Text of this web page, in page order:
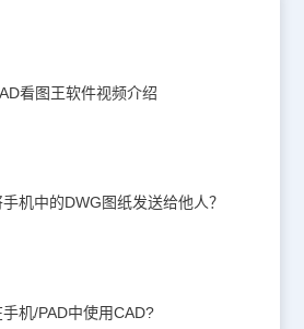
看图王软件视频介绍
机中的DWG图纸发送给他人？
机/PAD中使用CAD?